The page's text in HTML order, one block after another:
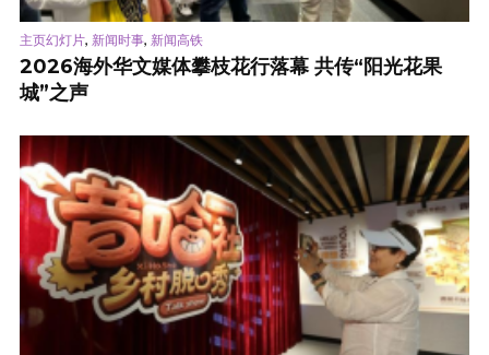
主页幻灯片, 新闻时事, 新闻高铁
2026海外华文媒体攀枝花行落幕 共传“阳光花果
城”之声